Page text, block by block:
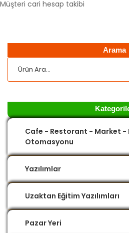
Müşteri cari hesap takibi
Arama
Cafe - Restorant - Market -
Otomasyonu
Yazılımlar
Uzaktan Eğitim Yazılımları
Pazar Yeri